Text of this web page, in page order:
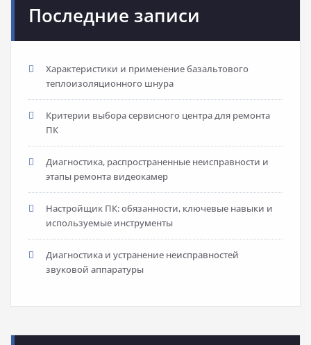
Последние записи
Характеристики и применение базальтового
теплоизоляционного шнура
Критерии выбора сервисного центра для ремонта
ПК
Диагностика, распространенные неисправности и
этапы ремонта видеокамер
Настройщик ПК: обязанности, ключевые навыки и
используемые инструменты
Диагностика и устранение неисправностей
звуковой аппаратуры